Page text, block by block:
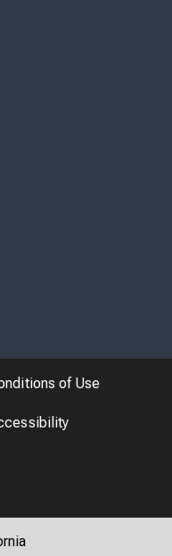
of Use